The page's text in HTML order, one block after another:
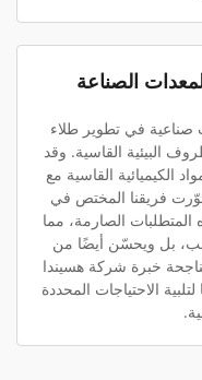
الصناعة
في تطوير طلاء
البيئية القاسية. وقد
الكيميائية القاسية مع
فريقنا المختص في
الصارمة، مما
بل ويحسّن أيضًا من
خبرة شركة هسيندا
الاحتياجات المحددة